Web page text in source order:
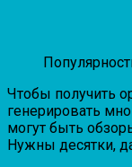
Чтобы получить
генерировать
могут быть
Нужны десятки,